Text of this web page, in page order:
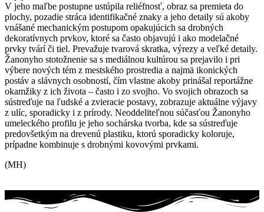
V jeho maľbe postupne ustúpila reliéfnosť, obraz sa premieta do
plochy, pozadie stráca identifikačné znaky a jeho detaily sú akoby
vnášané mechanickým postupom opakujúcich sa drobných
dekoratívnych prvkov, ktoré sa často objavujú i ako modelačné
prvky tvárí či tiel. Prevažuje tvarová skratka, výrezy a veľké detaily.
Žanonyho stotožnenie sa s mediálnou kultúrou sa prejavilo i pri
výbere nových tém z mestského prostredia a najmä ikonických
postáv a slávnych osobností, čím vlastne akoby prinášal reportážne
okamžiky z ich života – často i zo svojho. Vo svojich obrazoch sa
sústreďuje na ľudské a zvieracie postavy, zobrazuje aktuálne výjavy
z ulíc, sporadicky i z prírody. Neoddeliteľnou súčasťou Žanonyho
umeleckého profilu je jeho sochárska tvorba, kde sa sústreďuje
predovšetkým na drevenú plastiku, ktorú sporadicky koloruje,
prípadne kombinuje s drobnými kovovými prvkami.
(MH)